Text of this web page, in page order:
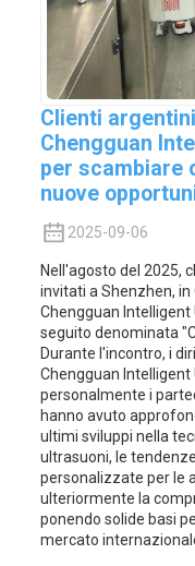
Clienti
Chengguan
per scambiare
nuove
2025-09-06
Nell'agosto del 2025,
invitati a Shenzhen, in
Chengguan Intelligent
seguito denominata
Durante l'incontro, i
Chengguan
personalmente i
hanno avuto
ultimi sviluppi nella
ultrasuoni, le
personalizzate per le
ulteriormente la
ponendo solide basi
mercato